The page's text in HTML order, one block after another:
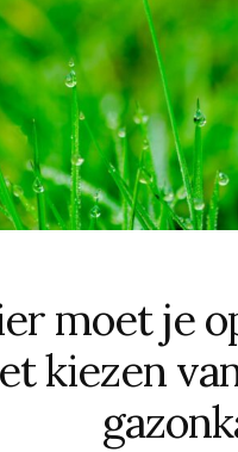
moet je
kiezen